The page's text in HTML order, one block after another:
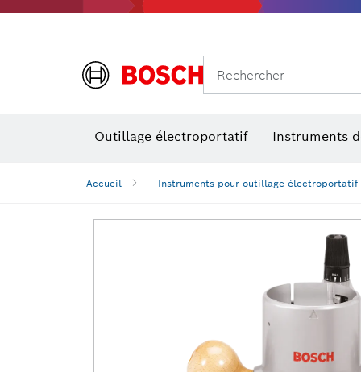
Rechercher
Outillage électroportatif Instruments
Accueil Instruments pour outillage électroportatif